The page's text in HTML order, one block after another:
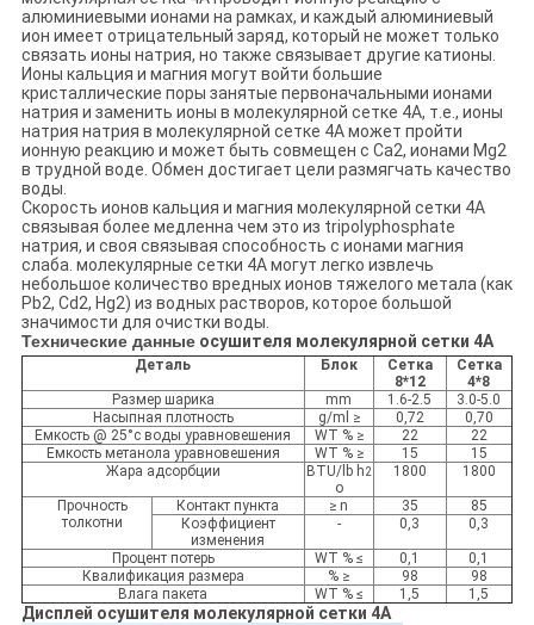
алюминиевыми ионами на рамках, и каждый алюминиевый
ион имеет отрицательный заряд, который не может только
связать ионы натрия, но также связывает другие катионы.
Ионы кальция и магния могут войти большие
кристаллические поры занятые первоначальными ионами
натрия и заменить ионы в молекулярной сетке 4A, т.е., ионы
натрия натрия в молекулярной сетке 4A может пройти
ионную реакцию и может быть совмещен с Ca2, ионами Mg2
в трудной воде. Обмен достигает цели размягчать качество
воды.
Скорость ионов кальция и магния молекулярной сетки 4A
связывая более медленна чем это из tripolyphosphate
натрия, и своя связывая способность с ионами магния
слаба. молекулярные сетки 4A могут легко извлечь
небольшое количество вредных ионов тяжелого метала (как
Pb2, Cd2, Hg2) из водных растворов, которое большой
значимости для очистки воды.
Технические данныеосушителя молекулярной сетки 4A
Деталь Блок
Сетка
8*12
Сетка
4*8
Размер шарика
mm 1.6-2.5
3.0-5.0
Насыпная плотность
g/ml ≥ 0,72
0,70
Емкость @ 25°c воды уравновешения
WT % ≥ 22
22
Емкость метанола уравновешения
WT % ≥ 15
15
Жара адсорбции
BTU/lb h2
o
1800 1800
Прочность
толкотни
Контакт пункта ≥ n 35
85
Коэффициент
изменения
- 0,3 0,3
Процент потерь WT % ≤ 0,1
0,1
Квалификация размера
% ≥ 98
98
Влага пакета
WT % ≤ 1,5 1,5
Дисплей осушителя молекулярной сетки 4A